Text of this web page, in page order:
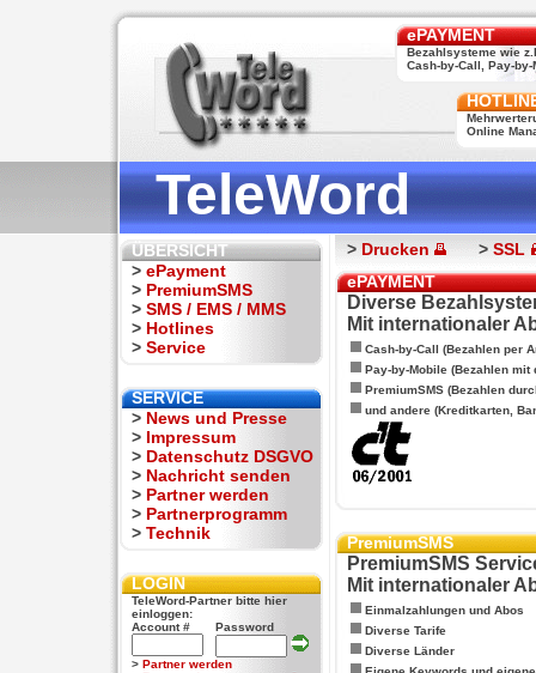
ePAYMENT
Bezahlsysteme wie
Cash-by-Call, Pay-by-
Online
TeleWord
ÜBERSICHT
> ePayment
> PremiumSMS
> SMS / EMS / MMS
> Hotlines
> Service
SERVICE
> News und Presse
> Impressum
> Datenschutz DSGVO
> Nachricht senden
> Partner werden
> Partnerprogramm
> Technik
LOGIN
TeleWord-Partner bitte hier
einloggen:
Account #
Password
> Partner werden
> Drucken > SSL
ePAYMENT
Diverse
Mit internationaler
Cash-by-Call (Bezahlen per
Pay-by-Mobile (Bezahlen mit
PremiumSMS (Bezahlen
und andere (Kreditkarten,
PremiumSMS
PremiumSMS
Mit internationaler
Einmalzahlungen und Abos
Diverse Tarife
Diverse Länder